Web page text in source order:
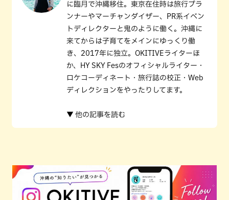
に臨月で沖縄移住。東京在住時は旅行プラ
ンナーやマーチャンダイザー、PR系イベン
トディレクターと鬼のように働く。沖縄に
来てからは子育てをメインにゆっくり働
き、2017年に独立。OKITIVEライターほ
か、HY SKY Fesのオフィシャルライター・
ロケコーディネート・旅行誌の校正・Web
ディレクションをやったりしてます。
▼ 他の記事を読む